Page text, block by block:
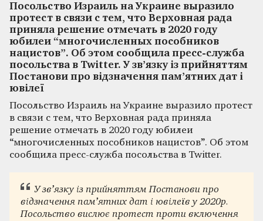
Посольство Израиль на Украине выразило
протест в связи с тем, что Верховная рада
приняла решение отмечать в 2020 году
юбилеи “многочисленных пособников
нацистов”. Об этом сообщила пресс-служба
посольства в Twitter. У зв’язку із прийняттям
Постанови про відзначення пам’ятних дат і
ювілеї
Посольство Израиль на Украине выразило протест
в связи с тем, что Верховная рада приняла
решение отмечать в 2020 году юбилеи
“многочисленных пособников нацистов”. Об этом
сообщила пресс-служба посольства в Twitter.
У зв’язку із прийняттям Постанови про
відзначення пам’ятних дат і ювілеїв у 2020р.
Посольство вислює протест проти включення